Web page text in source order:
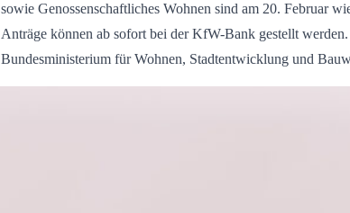
sowie Genossenschaftliches Wohnen sind am 20. Februar
Anträge können ab sofort bei der KfW-Bank gestellt
Bundesministerium für Wohnen, Stadtentwicklung und